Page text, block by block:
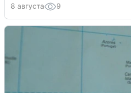
8 августа 9